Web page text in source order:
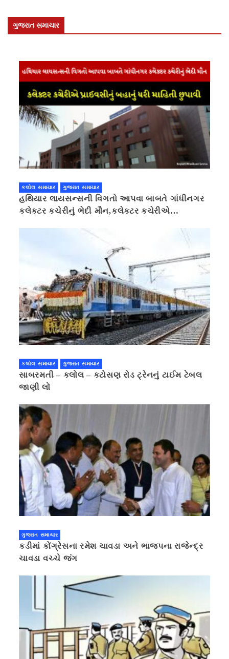
ગુજરાત સમાચાર
કલોલ સમાચાર ગુજરાત સમાચાર
હથિયાર લાયસન્સની વિગતો આપવા બાબતે ગાંધીનગર
કલેક્ટર કચેરીનું ભેદી મૌન,કલેક્ટર કચેરીએ
કલોલ સમાચાર ગુજરાત સમાચાર
સાબરમતી – કલોલ – કટોસણ રોડ ટ્રેનનું ટાઈમ ટેબલ
જાણી લો
ગુજરાત સમાચાર
કડીમાં કોંગ્રેસના રમેશ ચાવડા અને ભાજપના રાજેન્દ્ર
ચાવડા વચ્ચે જંગ